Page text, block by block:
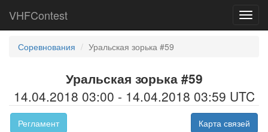
VHFContest
Соревнования Уральская зорька #59
Уральская зорька #59
14.04.2018 03:00 - 14.04.2018 03:59 UTC
Регламент Карта связей